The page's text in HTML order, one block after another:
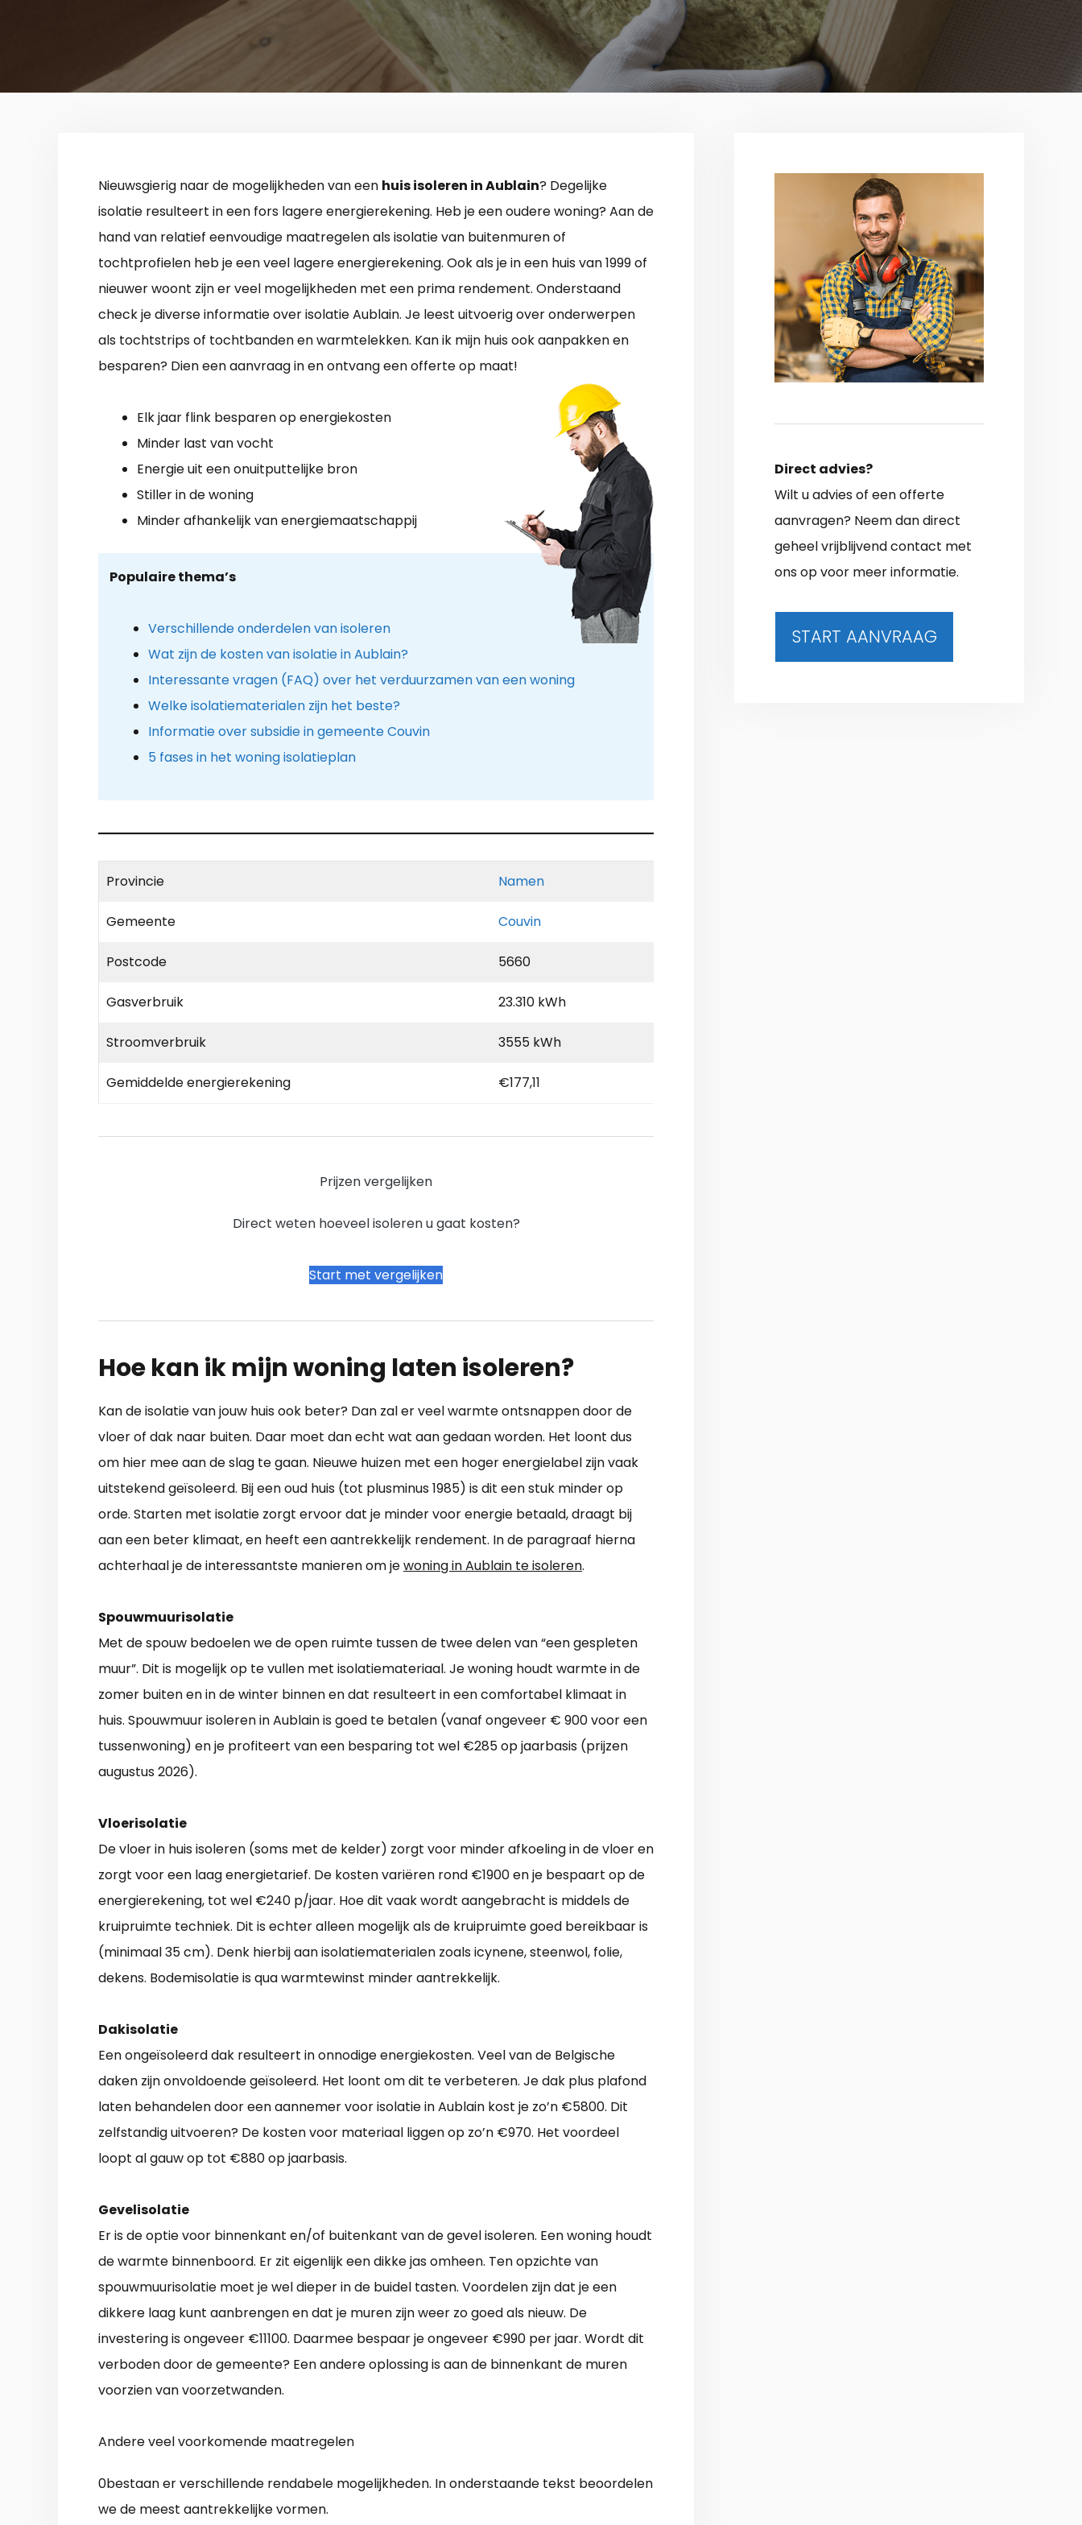
Nieuwsgierig naar de mogelijkheden van een huis isoleren in Aublain? Degelijke
isolatie resulteert in een fors lagere energierekening. Heb je een oudere woning? Aan de
hand van relatief eenvoudige maatregelen als isolatie van buitenmuren of
tochtprofielen heb je een veel lagere energierekening. Ook als je in een huis van 1999 of
nieuwer woont zijn er veel mogelijkheden met een prima rendement. Onderstaand
check je diverse informatie over isolatie Aublain. Je leest uitvoerig over onderwerpen
als tochtstrips of tochtbanden en warmtelekken. Kan ik mijn huis ook aanpakken en
besparen? Dien een aanvraag in en ontvang een offerte op maat!
Elk jaar flink besparen op energiekosten
Minder last van vocht
Energie uit een onuitputtelijke bron
Stiller in de woning
Minder afhankelijk van energiemaatschappij
Populaire thema’s
Verschillende onderdelen van isoleren
Wat zijn de kosten van isolatie in Aublain?
Interessante vragen (FAQ) over het verduurzamen van een woning
Welke isolatiematerialen zijn het beste?
Informatie over subsidie in gemeente Couvin
5 fases in het woning isolatieplan
Provincie Namen
Gemeente Couvin
Postcode 5660
Gasverbruik 23.310 kWh
Stroomverbruik 3555 kWh
Gemiddelde energierekening €177,11
Prijzen vergelijken
Direct weten hoeveel isoleren u gaat kosten?
Start met vergelijken
Hoe kan ik mijn woning laten isoleren?
Kan de isolatie van jouw huis ook beter? Dan zal er veel warmte ontsnappen door de
vloer of dak naar buiten. Daar moet dan echt wat aan gedaan worden. Het loont dus
om hier mee aan de slag te gaan. Nieuwe huizen met een hoger energielabel zijn vaak
uitstekend geïsoleerd. Bij een oud huis (tot plusminus 1985) is dit een stuk minder op
orde. Starten met isolatie zorgt ervoor dat je minder voor energie betaald, draagt bij
aan een beter klimaat, en heeft een aantrekkelijk rendement. In de paragraaf hierna
achterhaal je de interessantste manieren om jewoning in Aublain te isoleren.
Spouwmuurisolatie
Met de spouw bedoelen we de open ruimte tussen de twee delen van “een gespleten
muur”. Dit is mogelijk op te vullen met isolatiemateriaal. Je woning houdt warmte in de
zomer buiten en in de winter binnen en dat resulteert in een comfortabel klimaat in
huis. Spouwmuur isoleren in Aublain is goed te betalen (vanaf ongeveer € 900 voor een
tussenwoning) en je profiteert van een besparing tot wel €285 op jaarbasis (prijzen
augustus 2026).
Vloerisolatie
De vloer in huis isoleren (soms met de kelder) zorgt voor minder afkoeling in de vloer en
zorgt voor een laag energietarief. De kosten variëren rond €1900 en je bespaart op de
energierekening, tot wel €240 p/jaar. Hoe dit vaak wordt aangebracht is middels de
kruipruimte techniek. Dit is echter alleen mogelijk als de kruipruimte goed bereikbaar is
(minimaal 35 cm). Denk hierbij aan isolatiematerialen zoals icynene, steenwol, folie,
dekens. Bodemisolatie is qua warmtewinst minder aantrekkelijk.
Dakisolatie
Een ongeïsoleerd dak resulteert in onnodige energiekosten. Veel van de Belgische
daken zijn onvoldoende geïsoleerd. Het loont om dit te verbeteren. Je dak plus plafond
laten behandelen door een aannemer voor isolatie in Aublain kost je zo’n €5800. Dit
zelfstandig uitvoeren? De kosten voor materiaal liggen op zo’n €970. Het voordeel
loopt al gauw op tot €880 op jaarbasis.
Gevelisolatie
Er is de optie voor binnenkant en/of buitenkant van de gevel isoleren. Een woning houdt
de warmte binnenboord. Er zit eigenlijk een dikke jas omheen. Ten opzichte van
spouwmuurisolatie moet je wel dieper in de buidel tasten. Voordelen zijn dat je een
dikkere laag kunt aanbrengen en dat je muren zijn weer zo goed als nieuw. De
investering is ongeveer €11100. Daarmee bespaar je ongeveer €990 per jaar. Wordt dit
verboden door de gemeente? Een andere oplossing is aan de binnenkant de muren
voorzien van voorzetwanden.
Andere veel voorkomende maatregelen
0bestaan er verschillende rendabele mogelijkheden. In onderstaande tekst beoordelen
we de meest aantrekkelijke vormen.
Direct advies?
Wilt u advies of een offerte
aanvragen? Neem dan direct
geheel vrijblijvend contact met
ons op voor meer informatie.
START AANVRAAG